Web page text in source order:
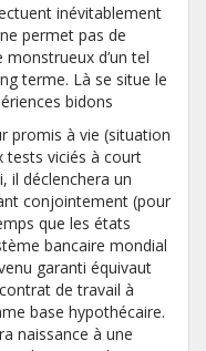
inévitablement
permet pas de
d’un tel
terme. Là se situe le
bidons
promis à vie (situation
tests viciés à court
il déclenchera un
conjointement (pour
que les états
bancaire mondial
garanti équivaut
de travail à
base hypothécaire.
naissance à une